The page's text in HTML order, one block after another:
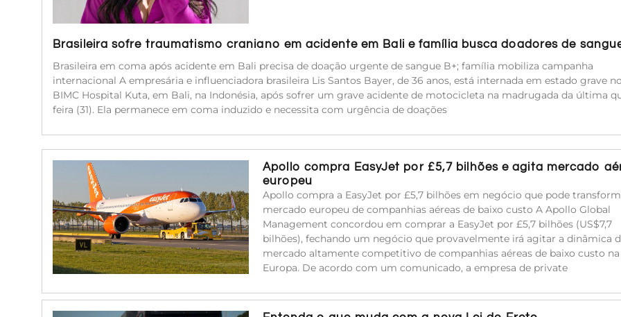
Brasileira sofre traumatismo craniano em acidente em Bali e família busca doadores de
Brasileira em coma após acidente em Bali precisa de doação urgente de sangue B+; família mobiliza campanha
internacional A empresária e influenciadora brasileira Lis Santos Bayer, de 36 anos, está internada em estado grave no
BIMC Hospital Kuta, em Bali, na Indonésia, após sofrer um grave acidente de motocicleta na madrugada da última
feira (31). Ela permanece em coma induzido e necessita com urgência de doações
Apollo compra EasyJet por £5,7 bilhões e agita mercado
europeu
Apollo compra a EasyJet por £5,7 bilhões em negócio que pode
mercado europeu de companhias aéreas de baixo custo A Apollo Global
Management concordou em comprar a EasyJet por £5,7 bilhões (US$7,7
bilhões), fechando um negócio que provavelmente irá agitar a dinâmica
mercado altamente competitivo de companhias aéreas de baixo custo na
Europa. De acordo com um comunicado, a empresa de private